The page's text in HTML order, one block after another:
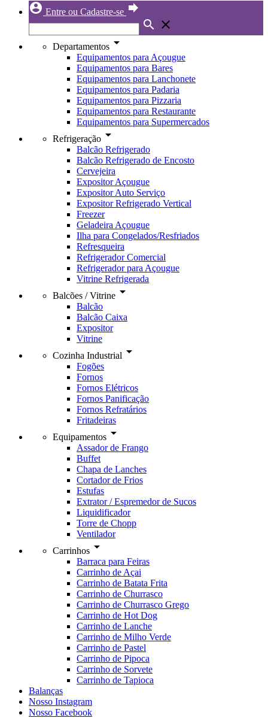
account_circle Entre ou Cadastre-se forward
search close
Departamentos arrow_drop_down
Equipamentos para Açougue
Equipamentos para Bares
Equipamentos para Lanchonete
Equipamentos para Padaria
Equipamentos para Pizzaria
Equipamentos para Restaurante
Equipamentos para Supermercados
Refrigeração arrow_drop_down
Balcão Refrigerado
Balcão Refrigerado de Encosto
Cervejeira
Expositor Açougue
Expositor Auto Serviço
Expositor Refrigerado Vertical
Freezer
Geladeira Açougue
Ilha para Congelados/Resfriados
Refresqueira
Refrigerador Comercial
Refrigerador para Açougue
Vitrine Refrigerada
Balcões / Vitrine arrow_drop_down
Balcão
Balcão Caixa
Expositor
Vitrine
Cozinha Industrial arrow_drop_down
Fogões
Fornos
Fornos Elétricos
Fornos Panificação
Fornos Refratários
Fritadeiras
Equipamentos arrow_drop_down
Assador de Frango
Buffet
Chapa de Lanches
Cortador de Frios
Estufas
Extrator / Espremedor de Sucos
Liquidificador
Torre de Chopp
Ventilador
Carrinhos arrow_drop_down
Barraca para Feiras
Carrinho de Açai
Carrinho de Batata Frita
Carrinho de Churrasco
Carrinho de Churrasco Grego
Carrinho de Hot Dog
Carrinho de Lanche
Carrinho de Milho Verde
Carrinho de Pastel
Carrinho de Pipoca
Carrinho de Sorvete
Carrinho de Tapioca
Balanças
Nosso Instagram
Nosso Facebook